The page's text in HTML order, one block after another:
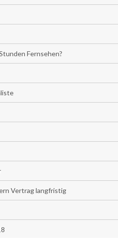
Fernsehen?
Vertrag langfristig